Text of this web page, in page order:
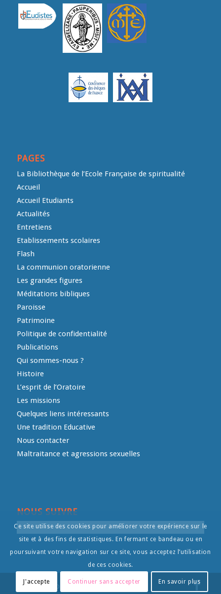
PAGES
La Bibliothèque de l’Ecole Française de spiritualité
Accueil
Accueil Etudiants
Actualités
Entretiens
Etablissements scolaires
Flash
La communion oratorienne
Les grandes figures
Méditations bibliques
Paroisse
Patrimoine
Politique de confidentialité
Publications
Qui sommes-nous ?
Histoire
L’esprit de l’Oratoire
Les missions
Quelques liens intéressants
Une tradition Educative
Nous contacter
Maltraitance et agressions sexuelles
NOUS SUIVRE
© Copyright - L'Oratoire- - by
Ce site utilise des cookies pour améliorer votre expérience sur le
site et à des fins de statistiques. En fermant ce bandeau ou en
poursuivant votre navigation sur ce site, vous acceptez l’utilisation
de ces cookies.
J'accepte Continuer sans accepter En savoir plus